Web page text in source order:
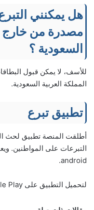
هل يمكنني
مصدرة من خارج
السعودية ؟
للأسف، لا يمكن قبول
المملكة العربية السعودية.
تطبيق تبرع
أطلقت المنصة تطبيق لحث
android.
لتحميل التطبيق على google Play